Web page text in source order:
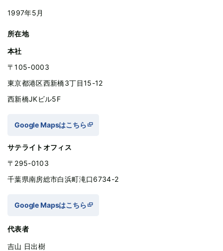
1997年5月
所在地
本社
〒105-0003
東京都港区西新橋3丁目15-12
西新橋JKビル5F
Google Mapsはこちら
サテライトオフィス
〒295-0103
千葉県南房総市白浜町滝口6734-2
Google Mapsはこちら
代表者
吉山 日出樹